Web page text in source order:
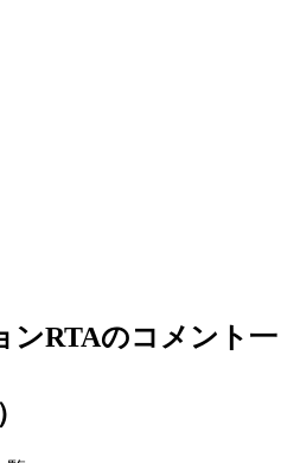
ンRTAのコメント一